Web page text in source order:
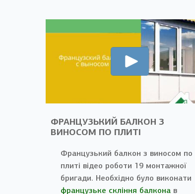
ФРАНЦУЗЬКИЙ БАЛКОН З
ВИНОСОМ ПО ПЛИТІ
Французький балкон з виносом по
плиті відео роботи 19 монтажної
бригади. Необхідно було виконати
французьке скління балкона в